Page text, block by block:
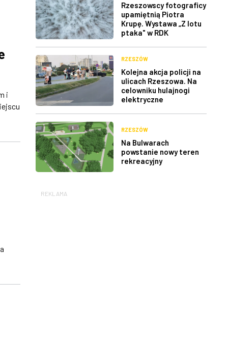
i
Rzeszowscy fotograficy
upamiętnią Piotra
Krupę. Wystawa „Z lotu
ptaka" w RDK
RZESZÓW
Kolejna akcja policji na
ulicach Rzeszowa. Na
celowniku hulajnogi
elektryczne
RZESZÓW
Na Bulwarach
powstanie nowy teren
rekreacyjny
REKLAMA